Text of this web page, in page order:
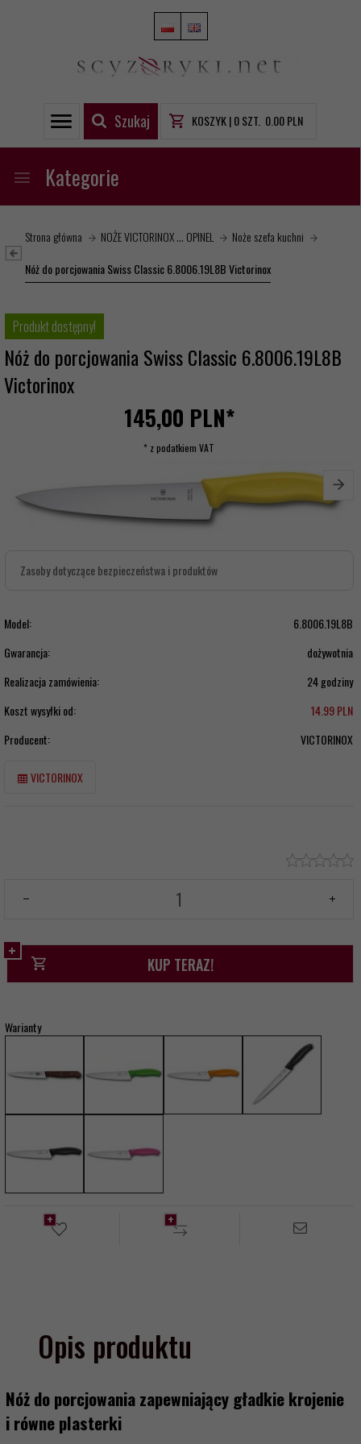
Szukaj KOSZYK |0SZT. 0.00PLN
Kategorie
Strona główna NOŻE VICTORINOX ... OPINEL
Noże szefa kuchni
Nóż do porcjowania Swiss Classic 6.8006.19L8B Victorinox
Produkt dostępny!
Nóż do porcjowania Swiss Classic 6.8006.19L8B
Victorinox
145,00 PLN*
* z podatkiem VAT
Zasoby dotyczące bezpieczeństwa i produktów
Model:
6.8006.19L8B
Gwarancja:
dożywotnia
Realizacja zamówienia:
24 godziny
Koszt wysyłki od:
14.99 PLN
Producent:
VICTORINOX
VICTORINOX
KUP TERAZ!
Warianty
Opis produktu
Nóż do porcjowania zapewniający gładkie krojenie
i równe plasterki